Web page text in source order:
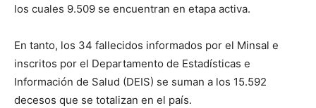
los cuales 9.509 se encuentran en etapa activa.
En tanto, los 34 fallecidos informados por el Minsal e
inscritos por el Departamento de Estadísticas e
Información de Salud (DEIS) se suman a los 15.592
decesos que se totalizan en el país.